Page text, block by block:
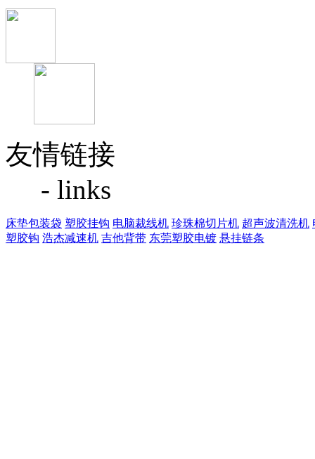
友情链接
- links
床垫包装袋 塑胶挂钩 电脑裁线机 珍珠棉切片机 超声波清洗机
塑胶钩 浩杰减速机 吉他背带 东莞塑胶电镀 悬挂链条